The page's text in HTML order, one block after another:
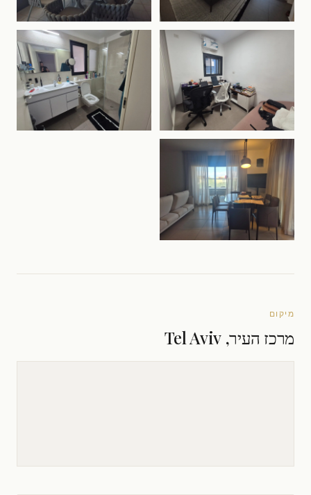
מיקום
מרכז העיר, Tel Aviv